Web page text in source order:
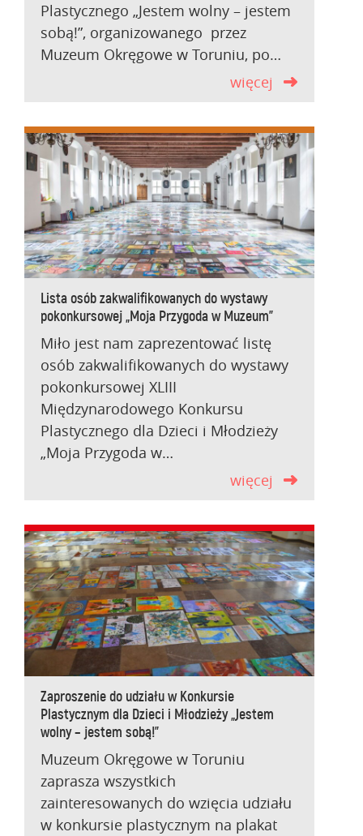
Plastycznego „Jestem wolny – jestem
sobą!”, organizowanego przez
Muzeum Okręgowe w Toruniu, po…
więcej
Lista osób zakwalifikowanych do wystawy
pokonkursowej „Moja Przygoda w Muzeum”
Miło jest nam zaprezentować listę
osób zakwalifikowanych do wystawy
pokonkursowej XLIII
Międzynarodowego Konkursu
Plastycznego dla Dzieci i Młodzieży
„Moja Przygoda w…
więcej
Zaproszenie do udziału w Konkursie
Plastycznym dla Dzieci i Młodzieży „Jestem
wolny – jestem sobą!”
Muzeum Okręgowe w Toruniu
zaprasza wszystkich
zainteresowanych do wzięcia udziału
w konkursie plastycznym na plakat